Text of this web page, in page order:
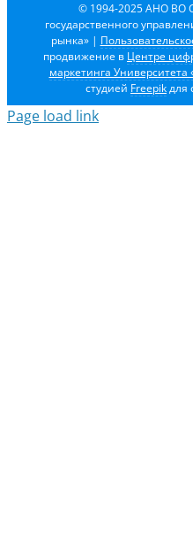
© 1994-2025 АНО ВО
государственного
рынка» |
продвижение в Центре
маркетинга
студией Freepikдля
Page load link